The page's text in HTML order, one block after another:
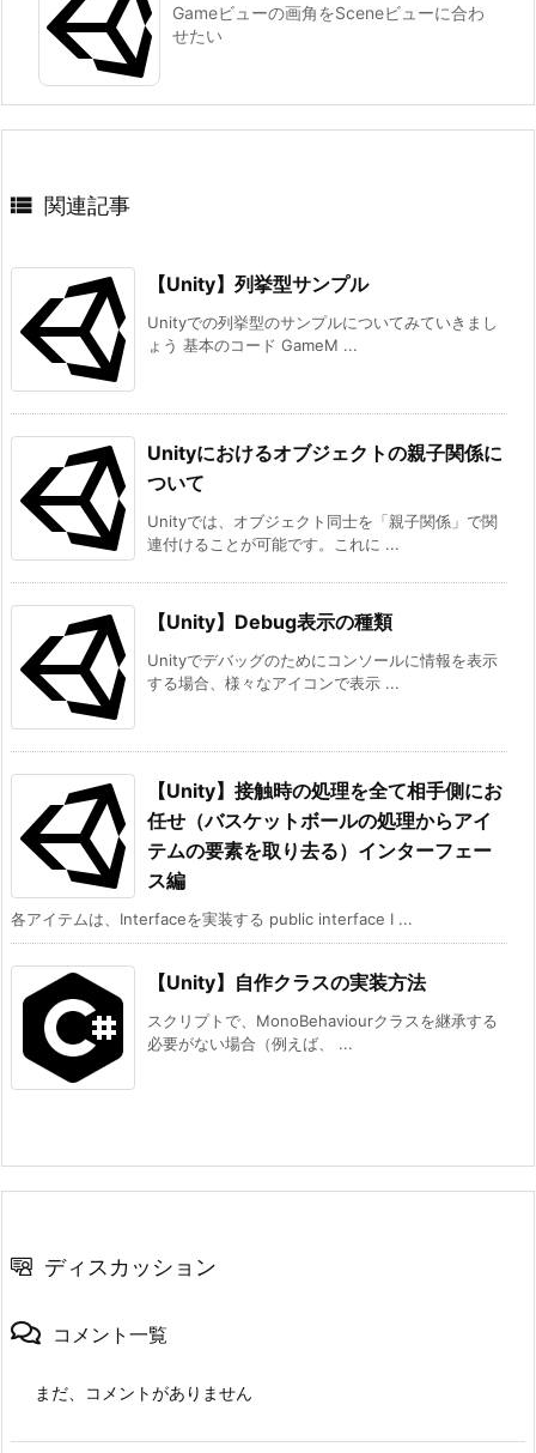
Gameビューの画角をSceneビューに合わ
せたい
 関連記事
【Unity】列挙型サンプル
Unityでの列挙型のサンプルについてみていきまし
ょう 基本のコード GameM ...
Unityにおけるオブジェクトの親子関係に
ついて
Unityでは、オブジェクト同士を「親子関係」で関
連付けることが可能です。これに ...
【Unity】Debug表示の種類
Unityでデバッグのためにコンソールに情報を表示
する場合、様々なアイコンで表示 ...
【Unity】接触時の処理を全て相手側にお
任せ（バスケットボールの処理からアイ
テムの要素を取り去る）インターフェー
ス編
各アイテムは、Interfaceを実装する public interface I ...
【Unity】自作クラスの実装方法
スクリプトで、MonoBehaviourクラスを継承する
必要がない場合（例えば、 ...
ディスカッション
コメント一覧
まだ、コメントがありません